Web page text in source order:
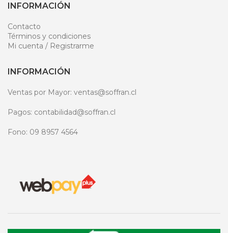
INFORMACIÓN
Contacto
Términos y condiciones
Mi cuenta / Registrarme
INFORMACIÓN
Ventas por Mayor: ventas@soffran.cl
Pagos: contabilidad@soffran.cl
Fono: 09 8957 4564